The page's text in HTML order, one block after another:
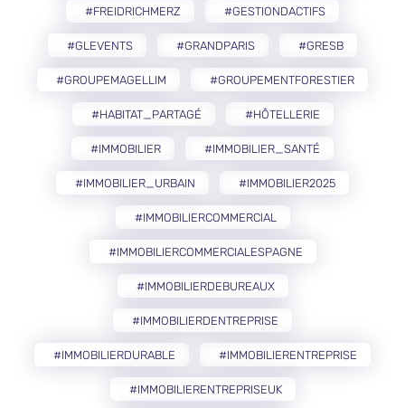
#FREIDRICHMERZ #GESTIONDACTIFS
#GLEVENTS #GRANDPARIS #GRESB
#GROUPEMAGELLIM #GROUPEMENTFORESTIER
#HABITAT_PARTAGÉ #HÔTELLERIE
#IMMOBILIER #IMMOBILIER_SANTÉ
#IMMOBILIER_URBAIN #IMMOBILIER2025
#IMMOBILIERCOMMERCIAL
#IMMOBILIERCOMMERCIALESPAGNE
#IMMOBILIERDEBUREAUX
#IMMOBILIERDENTREPRISE
#IMMOBILIERDURABLE #IMMOBILIERENTREPRISE
#IMMOBILIERENTREPRISEUK